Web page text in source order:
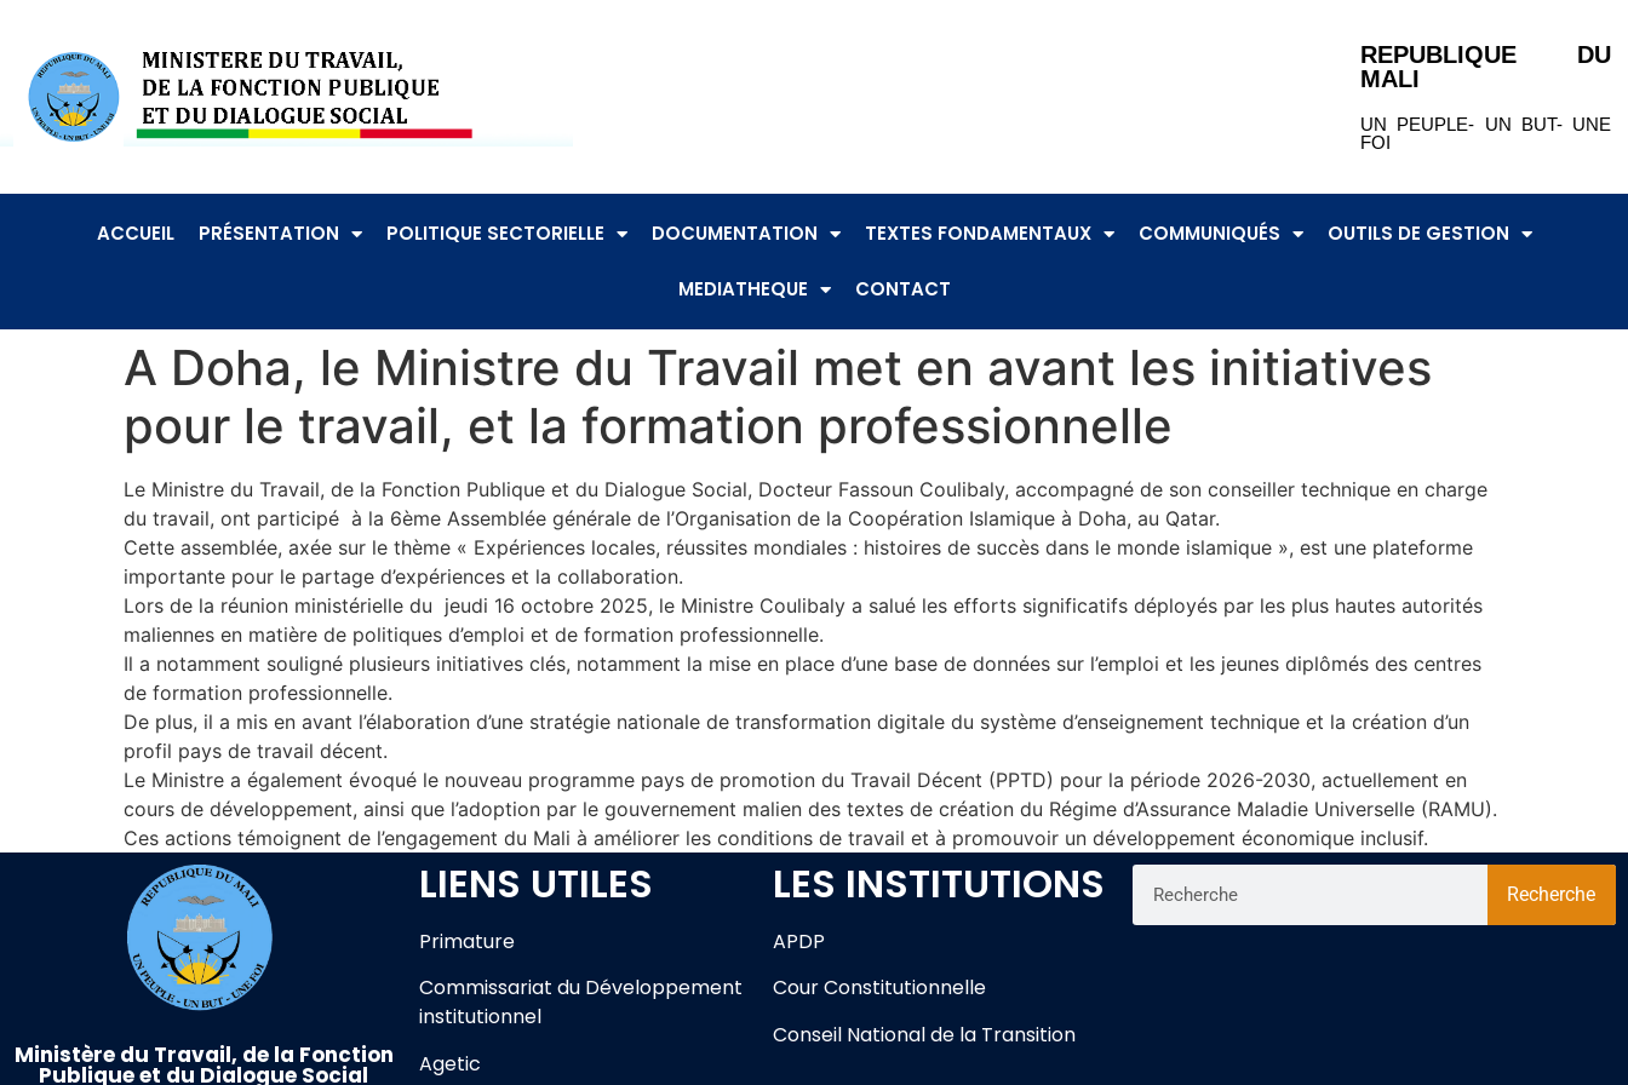
REPUBLIQUE DU
MALI
UN PEUPLE- UN BUT- UNE
FOI
ACCUEIL PRÉSENTATION POLITIQUE SECTORIELLE DOCUMENTATION TEXTES FONDAMENTAUX COMMUNIQUÉS OUTILS DE GESTION
MEDIATHEQUE CONTACT
A Doha, le Ministre du Travail met en avant les initiatives
pour le travail, et la formation professionnelle
Le Ministre du Travail, de la Fonction Publique et du Dialogue Social, Docteur Fassoun Coulibaly, accompagné de son conseiller technique en charge
du travail, ont participé à la 6ème Assemblée générale de l’Organisation de la Coopération Islamique à Doha, au Qatar.
Cette assemblée, axée sur le thème « Expériences locales, réussites mondiales : histoires de succès dans le monde islamique », est une plateforme
importante pour le partage d’expériences et la collaboration.
Lors de la réunion ministérielle du jeudi 16 octobre 2025, le Ministre Coulibaly a salué les efforts significatifs déployés par les plus hautes autorités
maliennes en matière de politiques d’emploi et de formation professionnelle.
Il a notamment souligné plusieurs initiatives clés, notamment la mise en place d’une base de données sur l’emploi et les jeunes diplômés des centres
de formation professionnelle.
De plus, il a mis en avant l’élaboration d’une stratégie nationale de transformation digitale du système d’enseignement technique et la création d’un
profil pays de travail décent.
Le Ministre a également évoqué le nouveau programme pays de promotion du Travail Décent (PPTD) pour la période 2026-2030, actuellement en
cours de développement, ainsi que l’adoption par le gouvernement malien des textes de création du Régime d’Assurance Maladie Universelle (RAMU).
Ces actions témoignent de l’engagement du Mali à améliorer les conditions de travail et à promouvoir un développement économique inclusif.
Ministère du Travail, de la Fonction
Publique et du Dialogue Social
LIENS UTILES
Primature
Commissariat du Développement
institutionnel
Agetic
LES INSTITUTIONS
APDP
Cour Constitutionnelle
Conseil National de la Transition
Recherche